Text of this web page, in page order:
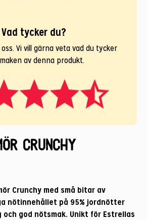
Vad tycker du?
Vi vill gärna veta vad du tycker
av denna produkt.
Crunchy
Crunchy med små bitar av
nötinnehållet på 95% jordnötter
god nötsmak. Unikt för Estrellas